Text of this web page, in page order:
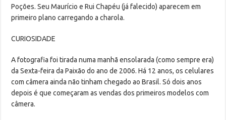
Poções. Seu Maurício e Rui Chapéu (já falecido) aparecem em
primeiro plano carregando a charola.
CURIOSIDADE
A fotografia foi tirada numa manhã ensolarada (como sempre era)
da Sexta-feira da Paixão do ano de 2006. Há 12 anos, os celulares
com câmera ainda não tinham chegado ao Brasil. Só dois anos
depois é que começaram as vendas dos primeiros modelos com
câmera.